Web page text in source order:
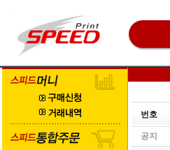
번호
공지